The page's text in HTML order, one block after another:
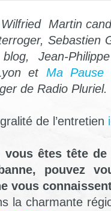
Martin
Sebastien
Jean-
et Ma Pause
de Radio Pluriel.
de l’entretien
êtes tête
pouvez
vous
la charmante